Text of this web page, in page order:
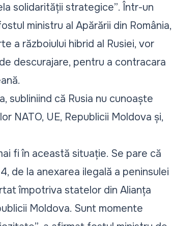
solidarității strategice”. Într-un
ministru al Apărării din România,
a războiului hibrid al Rusiei, vor
descurajare, pentru a contracara
subliniind că Rusia nu cunoaște
NATO, UE, Republicii Moldova și,
fi în această situație. Se pare că
de la anexarea ilegală a peninsulei
împotriva statelor din Alianța
Moldova. Sunt momente